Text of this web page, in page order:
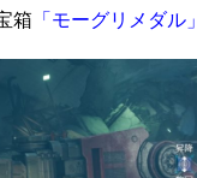
箱 「モーグリメダル」